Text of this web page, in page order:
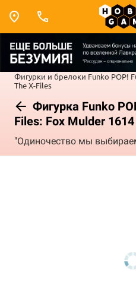
Фигурки и брелоки Funko POP!
The X-Files
Фигурка Funko
Files: Fox Mulder 1614
"Одиночество мы